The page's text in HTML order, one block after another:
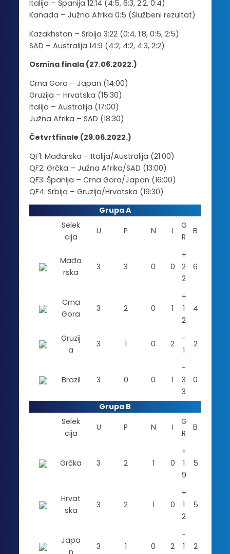
Italija – Španija 12:14 (4:5, 6:3, 2:2, 0:4)
Kanada – Južna Afrika 0:5 (Službeni rezultat)
Kazakhstan – Srbija 3:22 (0:4, 1:8, 0:5, 2:5)
SAD – Australija 14:9 (4:2, 4:2, 4:3, 2:2)
Osmina finala (27.06.2022.)
Crna Gora – Japan (14:00)
Gruzija – Hrvatska (15:30)
Italija – Australija (17:00)
Južna Afrika – SAD (18:30)
Četvrtfinale (29.06.2022.)
QF1: Mađarska – Italija/Australija (21:00)
QF2: Grčka – Južna Afrika/SAD (13:00)
QF3: Španija – Crna Gora/Japan (16:00)
QF4: Srbija – Gruzija/Hrvatska (19:30)
Grupa A
Selek
cija
U P N I
G
R
B
Mađa
rska
3 3 0 0
+
2
2
6
Crna
Gora
3 2 0 1
+
1
2
4
Gruzij
a
3 1 0 2
-
1
2
Brazil 3 0 0 1
-
3
3
0
Grupa B
Selek
cija
U P N I
G
R
B
Grčka 3 2 1 0
+
1
9
5
Hrvat
ska
3 2 1 0
+
1
2
5
Japa
3 1 0 2
-
1
2